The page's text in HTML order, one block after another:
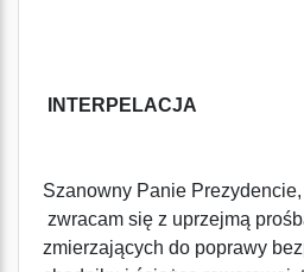
INTERPELACJA
Szanowny Panie Prezydencie,
zwracam się z uprzejmą
zmierzających do poprawy